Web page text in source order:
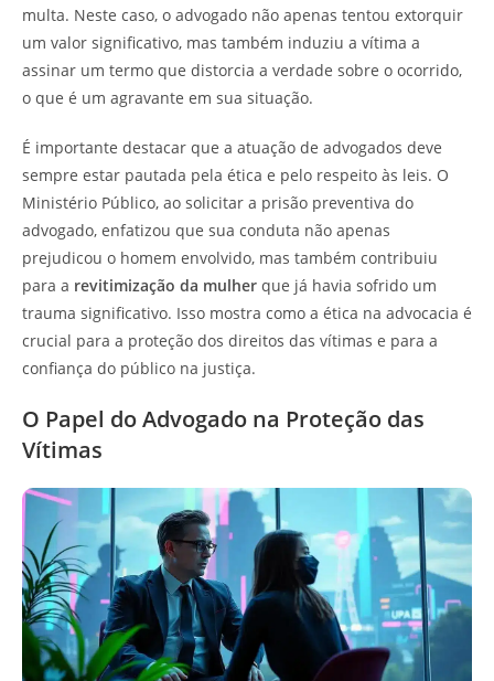
multa. Neste caso, o advogado não apenas tentou extorquir
um valor significativo, mas também induziu a vítima a
assinar um termo que distorcia a verdade sobre o ocorrido,
o que é um agravante em sua situação.
É importante destacar que a atuação de advogados deve
sempre estar pautada pela ética e pelo respeito às leis. O
Ministério Público, ao solicitar a prisão preventiva do
advogado, enfatizou que sua conduta não apenas
prejudicou o homem envolvido, mas também contribuiu
para a revitimização da mulher que já havia sofrido um
trauma significativo. Isso mostra como a ética na advocacia é
crucial para a proteção dos direitos das vítimas e para a
confiança do público na justiça.
O Papel do Advogado na Proteção das
Vítimas